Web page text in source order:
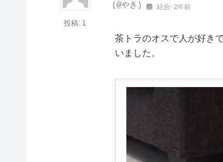
投稿: 1
(@やき) 結合: 2年前
茶トラのオスで人が好き
いました。